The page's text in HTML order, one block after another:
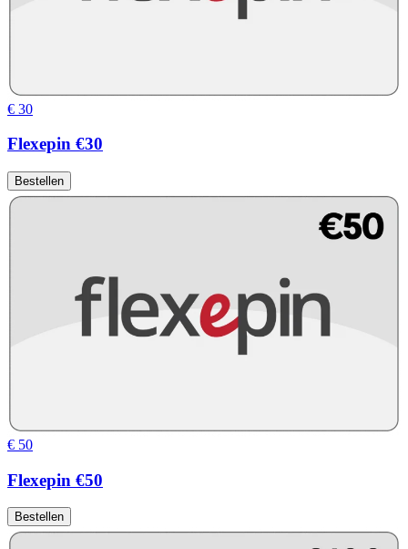
€ 30
Flexepin €30
Bestellen
€ 50
Flexepin €50
Bestellen